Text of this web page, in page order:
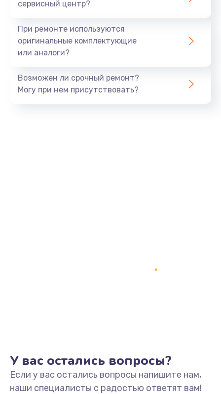
сервисный центр?
При ремонте используются
оригинальные комплектующие
или аналоги?
Возможен ли срочный ремонт?
Могу при нем присутствовать?
У вас остались вопросы?
Если у вас остались вопросы напишите нам,
наши специалисты с радостью ответят вам!